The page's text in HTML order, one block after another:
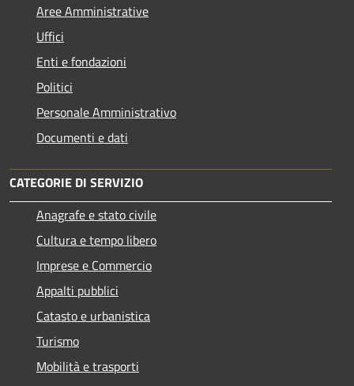
Aree Amministrative
Uffici
Enti e fondazioni
Politici
Personale Amministrativo
Documenti e dati
CATEGORIE DI SERVIZIO
Anagrafe e stato civile
Cultura e tempo libero
Imprese e Commercio
Appalti pubblici
Catasto e urbanistica
Turismo
Mobilità e trasporti